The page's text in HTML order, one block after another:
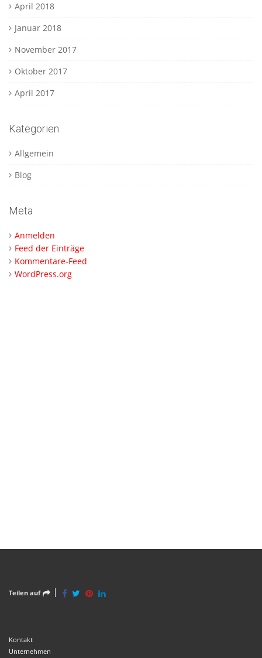
April 2018
Januar 2018
November 2017
Oktober 2017
April 2017
Kategorien
Allgemein
Blog
Meta
Anmelden
Feed der Einträge
Kommentare-Feed
WordPress.org
Teilen auf
Kontakt
Unternehmen